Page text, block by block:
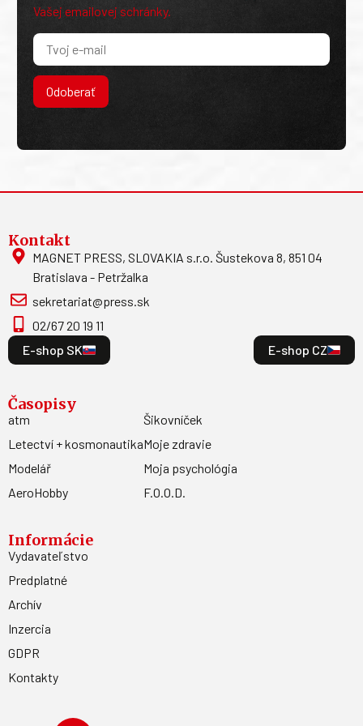
Vašej emailovej schránky.
Odoberať
Kontakt
MAGNET PRESS, SLOVAKIA s.r.o. Šustekova 8, 851 04
Bratislava - Petržalka
sekretariat@press.sk
02/67 20 19 11
E-shop SK
E-shop CZ
Časopisy
atm
Letectví + kosmonautika
Modelář
AeroHobby
Šikovníček
Moje zdravie
Moja psychológia
F.O.O.D.
Informácie
Vydavateľstvo
Predplatné
Archív
Inzercia
GDPR
Kontakty